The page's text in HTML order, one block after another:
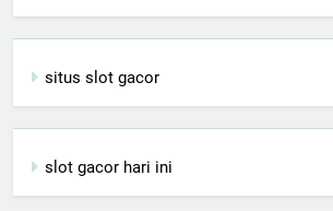
situs slot gacor
slot gacor hari ini